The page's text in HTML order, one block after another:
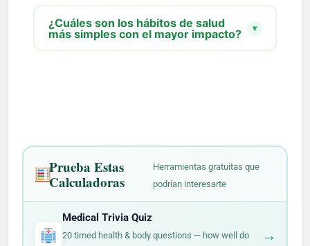
¿Cuáles son los hábitos de salud
más simples con el mayor impacto?
▾
Prueba Estas
Calculadoras
Herramientas gratuitas que
podrían interesarte
Medical Trivia Quiz
20 timed health & body questions — how well do
→